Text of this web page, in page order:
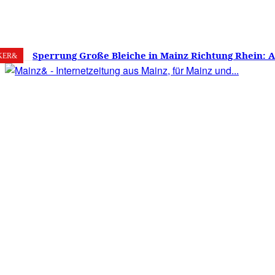
9. August 2026 28.9 Mainz
Sperrung Große Bleiche in Mainz Richtung Rhein:
verwirrt, Mainzer stinksauer – Haben die Mainzer